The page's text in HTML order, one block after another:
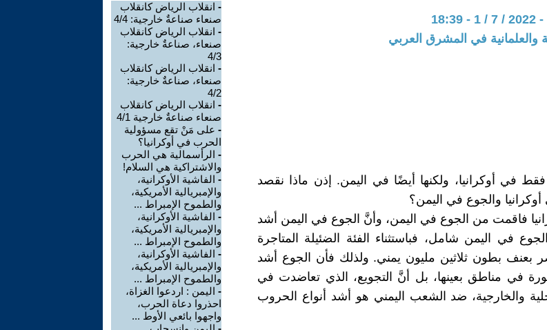
والعلمانية في المشرق العربي
في أوكرانيا، ولكنها أيضًا في اليمن. إذن ماذا نقصد
والجوع في اليمن؟
فاقمت من الجوع في اليمن، وأنَّ الجوع في اليمن أشد
في اليمن شامل، فباستثناء الفئة الضئيلة المتاجرة
بعنف بطون ثلاثين مليون يمني. ولذلك فأن الجوع أشد
في مناطق بعينها، بل أنَّ التجويع، الذي تعاضدت في
والخارجية، ضد الشعب اليمني هو أشد أنواع الحروب
- انقلاب الرياض كانقلاب
صنعاء صناعةٌ خارجية: 4/4
- انقلاب الرياض كانقلاب
صنعاء، صناعةٌ خارجية:
4/3
- انقلاب الرياض كانقلاب
صنعاء، صناعةٌ خارجية:
4/2
- انقلاب الرياض كانقلاب
صنعاء صناعةٌ خارجية 4/1
- على مَنْ تقع مسؤولية
الحرب في أوكرانيا؟
- الرأسمالية هي الحرب
والاشتراكية هي السلام!
- الفاشية الأوكرانية،
والإمبريالية الأمريكية،
والطموح الإمبراط ...
- الفاشية الأوكرانية،
والإمبريالية الأمريكية،
والطموح الإمبراط ...
- الفاشية الأوكرانية،
والإمبريالية الأمريكية،
والطموح الإمبراط ...
- اليمن : اردعوا الغزاة،
احذروا دعاة الحرب،
واجهوا بائعي الأوط ...